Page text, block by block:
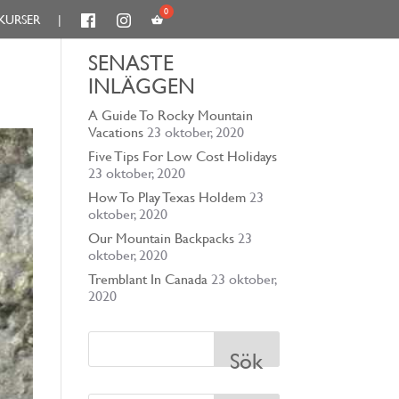
|
SENASTE
INLÄGGEN
A Guide To Rocky Mountain
Vacations 23 oktober, 2020
Five Tips For Low Cost Holidays
23 oktober, 2020
How To Play Texas Holdem 23
oktober, 2020
Our Mountain Backpacks 23
oktober, 2020
Tremblant In Canada 23 oktober,
2020
Sök